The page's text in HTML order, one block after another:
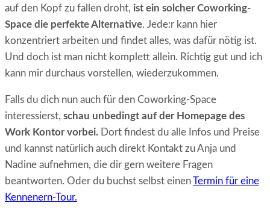
auf den Kopf zu fallen droht, ist ein solcher Coworking-
Space die perfekte Alternative. Jede:r kann hier
konzentriert arbeiten und findet alles, was dafür nötig ist.
Und doch ist man nicht komplett allein. Richtig gut und ich
kann mir durchaus vorstellen, wiederzukommen.
Falls du dich nun auch für den Coworking-Space
interessierst, schau unbedingt auf der Homepage des
Work Kontor vorbei. Dort findest du alle Infos und Preise
und kannst natürlich auch direkt Kontakt zu Anja und
Nadine aufnehmen, die dir gern weitere Fragen
beantworten. Oder du buchst selbst einenTermin für eine
Kennenern-Tour.